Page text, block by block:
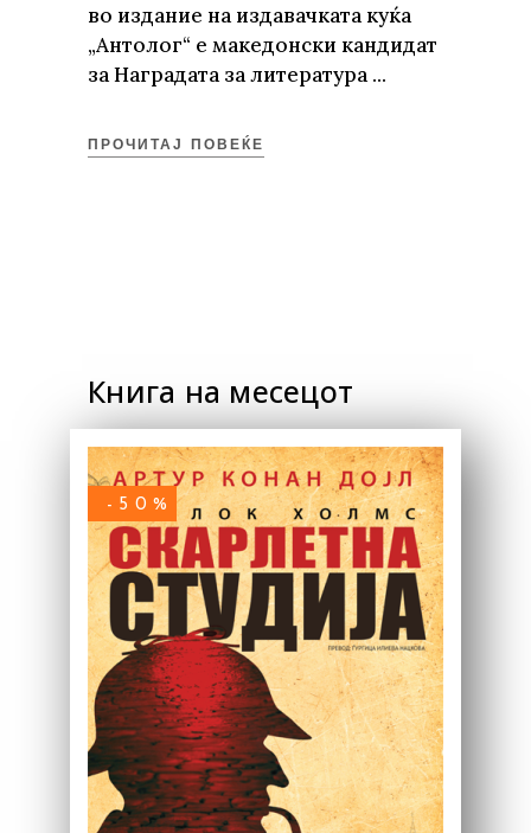
во издание на издавачката куќа
„Антолог“ е македонски кандидат
за Наградата за литература
ПРОЧИТАЈ ПОВЕЌЕ
Книга на месецот
-50%